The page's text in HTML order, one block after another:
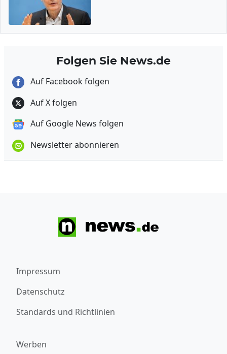
Folgen Sie News.de
Auf Facebook folgen
Auf X folgen
Auf Google News folgen
Newsletter abonnieren
Impressum
Datenschutz
Standards und Richtlinien
Werben